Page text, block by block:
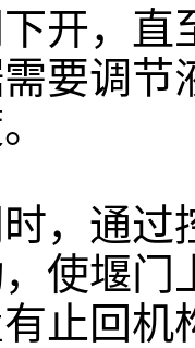
开，
要调
，通
使堰
止回机